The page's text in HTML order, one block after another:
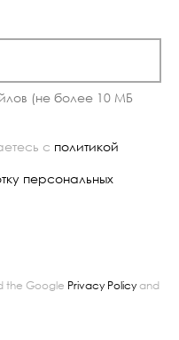
(не более 10 МБ
с политикой
персональных
the Google Privacy Policy and